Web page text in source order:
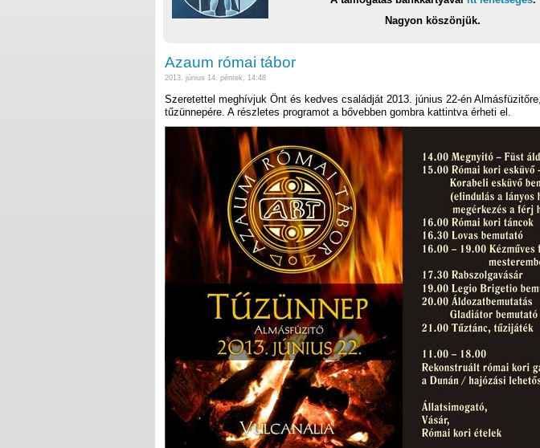
Nagyon köszönjük.
Azaum római tábor
2013. június 14. péntek, 14:48
Szeretettel meghívjuk Önt és kedves családját 2013. június 22-én
tűzünnepére. A részletes programot a bővebben gombra kattintva érheti el.